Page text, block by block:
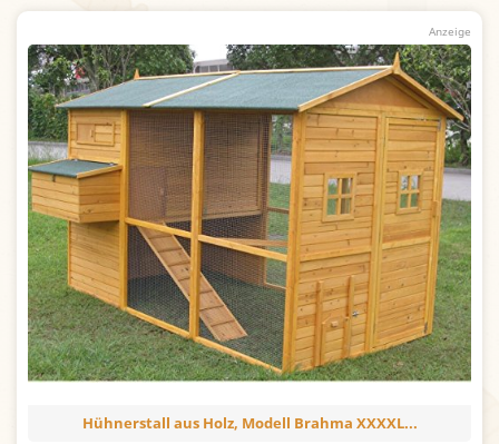
Hühnerstall aus Holz, Modell Brahma XXXXL...